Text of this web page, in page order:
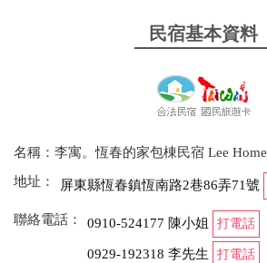
民宿基本資料
名稱：李寓。恆春的家包棟民宿 Lee Home
地址：
屏東縣恆春鎮恆南路2巷86弄71號
聯絡電話： 0910-524177 陳小姐 打電話
0929-192318 李先生 打電話